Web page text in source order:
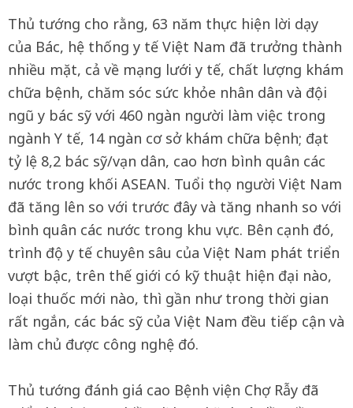
Thủ tướng cho rằng, 63 năm thực hiện lời dạy
của Bác, hệ thống y tế Việt Nam đã trưởng thành
nhiều mặt, cả về mạng lưới y tế, chất lượng khám
chữa bệnh, chăm sóc sức khỏe nhân dân và đội
ngũ y bác sỹ với 460 ngàn người làm việc trong
ngành Y tế, 14 ngàn cơ sở khám chữa bệnh; đạt
tỷ lệ 8,2 bác sỹ/vạn dân, cao hơn bình quân các
nước trong khối ASEAN. Tuổi thọ người Việt Nam
đã tăng lên so với trước đây và tăng nhanh so với
bình quân các nước trong khu vực. Bên cạnh đó,
trình độ y tế chuyên sâu của Việt Nam phát triển
vượt bậc, trên thế giới có kỹ thuật hiện đại nào,
loại thuốc mới nào, thì gần như trong thời gian
rất ngắn, các bác sỹ của Việt Nam đều tiếp cận và
làm chủ được công nghệ đó.
Thủ tướng đánh giá cao Bệnh viện Chợ Rẫy đã